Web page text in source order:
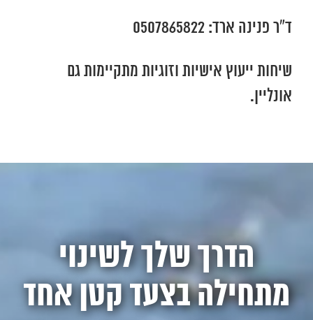
ד”ר פנינה ארד: 0507865822
שיחות ייעוץ אישיות וזוגיות מתקיימות גם
אונליין.
הדרך שלך לשינוי
מתחילה בצעד קטן אחד